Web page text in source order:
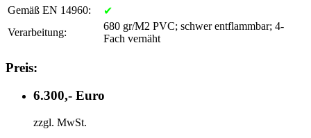
Gemäß EN 14960:
✔
Verarbeitung:
680 gr/M2 PVC; schwer entflammbar; 4-
Fach vernäht
Preis:
6.300,- Euro
zzgl. MwSt.